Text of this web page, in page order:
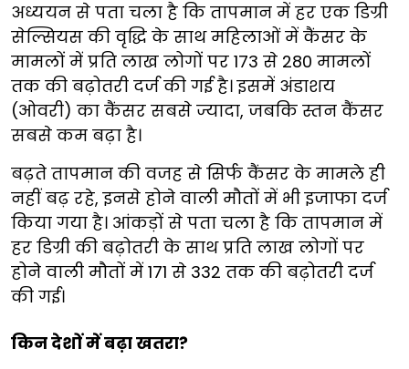
अध्ययन से पता चला है कि तापमान में हर एक डिग्री
सेल्सियस की वृद्धि के साथ महिलाओं में कैंसर के
मामलों में प्रति लाख लोगों पर 173 से 280 मामलों
तक की बढ़ोतरी दर्ज की गई है। इसमें अंडाशय
(ओवरी) का कैंसर सबसे ज्यादा, जबकि स्तन कैंसर
सबसे कम बढ़ा है।
बढ़ते तापमान की वजह से सिर्फ कैंसर के मामले ही
नहीं बढ़ रहे, इनसे होने वाली मौतों में भी इजाफा दर्ज
किया गया है। आंकड़ों से पता चला है कि तापमान में
हर डिग्री की बढ़ोतरी के साथ प्रति लाख लोगों पर
होने वाली मौतों में 171 से 332 तक की बढ़ोतरी दर्ज
की गई।
किन देशों में बढ़ा खतरा?